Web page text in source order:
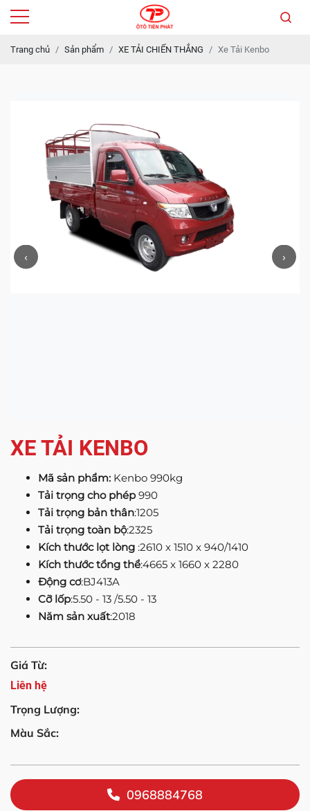
Trang chủ Sản phẩm XE TẢI CHIẾN THẮNG Xe Tải Kenbo
‹ ›
XE TẢI KENBO
Mã sản phẩm: Kenbo 990kg
Tải trọng cho phép 990
Tải trọng bản thân:1205
Tải trọng toàn bộ:2325
Kích thước lọt lòng :2610 x 1510 x 940/1410
Kích thước tổng thể:4665 x 1660 x 2280
Động cơ:BJ413A
Cỡ lốp:5.50 - 13 /5.50 - 13
Năm sản xuất:2018
Giá Từ:
Liên hệ
Trọng Lượng:
Màu Sắc:
0968884768